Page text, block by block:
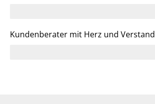
Kundenberater mit Herz und Verstand